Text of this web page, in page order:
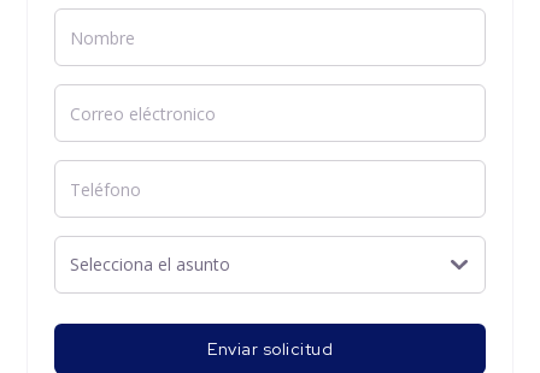
Enviar solicitud